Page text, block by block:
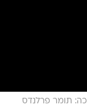
תומר פרלנדס